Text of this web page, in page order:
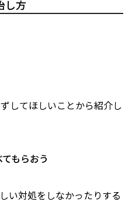
し方
してほしいことから紹介し
もらおう
い対処をしなかったりする